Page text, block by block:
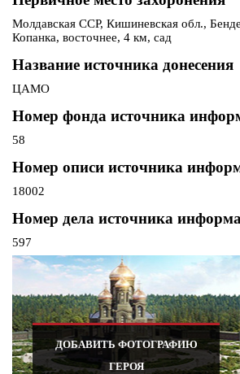
Молдавская ССР, Кишиневская обл.,
Копанка, восточнее, 4 км, сад
Название источника донесения
ЦАМО
Номер фонда источника
58
Номер описи источника
18002
Номер дела источника
597
ДОБАВИТЬ ФОТОГРАФИЮ
ГЕРОЯ